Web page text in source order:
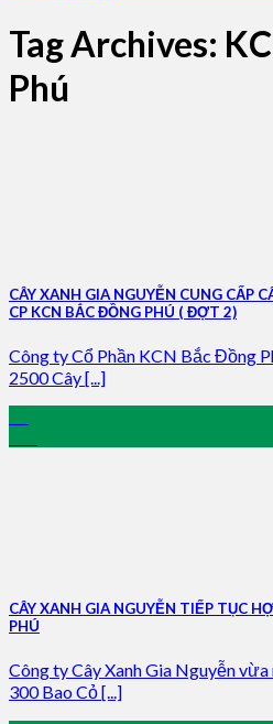
Tag Archives:
Phú
CÂY XANH GIA NGUYỄN CUNG CẤP
CP KCN BẮC ĐỒNG PHÚ ( ĐỢT 2)
Công ty Cổ Phần KCN Bắc Đồng
2500 Cây [...]
CÂY XANH GIA NGUYỄN TIẾP TỤC
PHÚ
Công ty Cây Xanh Gia Nguyễn
300 Bao Cỏ [...]